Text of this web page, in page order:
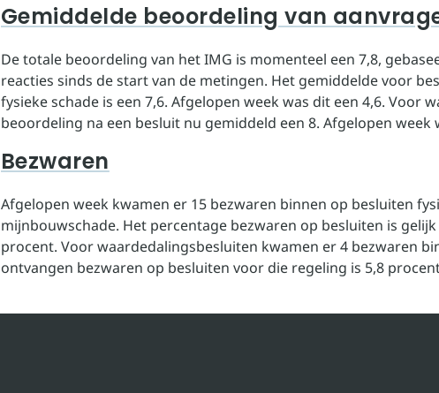
Gemiddelde beoordeling van
De totale beoordeling van het IMG is momenteel een 7,8,
reacties sinds de start van de metingen. Het gemiddelde voor
fysieke schade is een 7,6. Afgelopen week was dit een 4,6. Voor
beoordeling na een besluit nu gemiddeld een 8. Afgelopen week
Bezwaren
Afgelopen week kwamen er 15 bezwaren binnen op besluiten
mijnbouwschade. Het percentage bezwaren op besluiten is
procent. Voor waardedalingsbesluiten kwamen er 4 bezwaren
ontvangen bezwaren op besluiten voor die regeling is 5,8